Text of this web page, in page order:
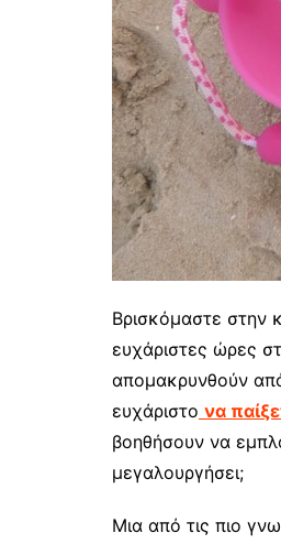
Βρισκόμαστε στην
ευχάριστες ώρες
απομακρυνθούν
ευχάριστο να
βοηθήσουν να
μεγαλουργήσει;
Μια από τις πιο